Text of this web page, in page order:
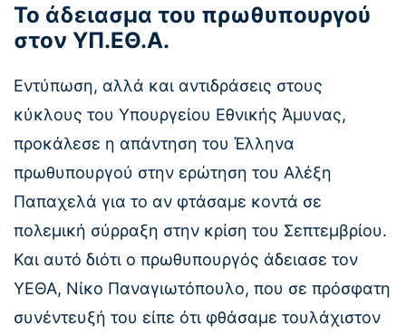
Το άδειασμα του πρωθυπουργού
στον ΥΠ.ΕΘ.Α.
Εντύπωση, αλλά και αντιδράσεις στους
κύκλους του Υπουργείου Εθνικής Άμυνας,
προκάλεσε η απάντηση του Έλληνα
πρωθυπουργού στην ερώτηση του Αλέξη
Παπαχελά για το αν φτάσαμε κοντά σε
πολεμική σύρραξη στην κρίση του Σεπτεμβρίου.
Και αυτό διότι ο πρωθυπουργός άδειασε τον
ΥΕΘΑ, Νίκο Παναγιωτόπουλο, που σε πρόσφατη
συνέντευξή του είπε ότι φθάσαμε τουλάχιστον